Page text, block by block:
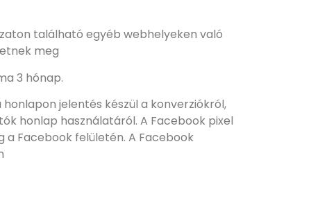
található egyéb webhelyeken való
meg
3 hónap.
jelentés készül a konverziókról,
honlap használatáról. A Facebook pixel
Facebook felületén. A Facebook